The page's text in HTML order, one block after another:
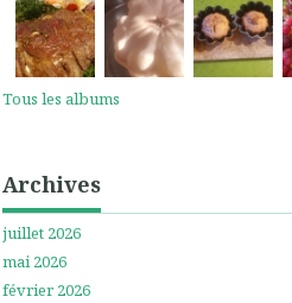
Tous les albums
Archives
juillet 2026
mai 2026
février 2026